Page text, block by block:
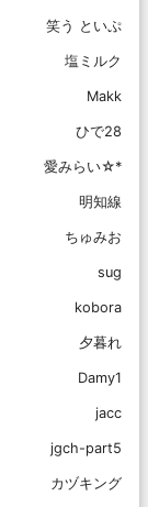
笑う といぷ
塩ミルク
Makk
ひで28
愛みらい☆*
明知線
ちゅみお
sug
kobora
夕暮れ
Damy1
jacc
jgch-part5
カヅキング